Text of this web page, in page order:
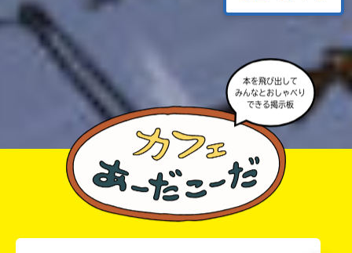
みんなとおしゃべり
できる掲示板